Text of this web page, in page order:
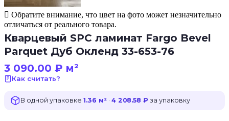
Обратите внимание, что цвет на фото может незначительно
отличаться от реального товара.
Кварцевый SPC ламинат Fargo Bevel
Parquet Дуб Окленд 33-653-76
3 090.00 ₽ м²
Как считать?
В одной упаковке 1.36 м² · 4 208.58 ₽ за упаковку